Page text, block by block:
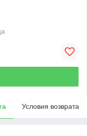
Условия возврата